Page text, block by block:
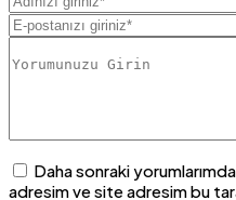
Daha sonraki
adresim ve site adresim bu